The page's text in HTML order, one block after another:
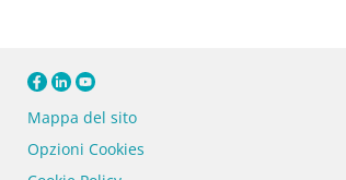
Mappa del sito
Opzioni Cookies